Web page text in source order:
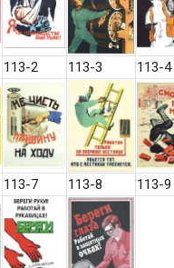
113-2 113-3 113-4
113-7 113-8 113-9